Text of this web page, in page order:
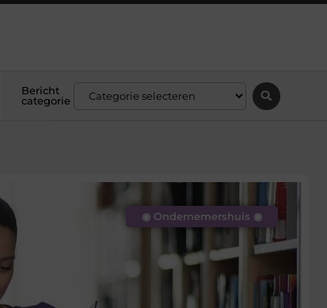
Bericht
categorie
◉ Ondernemershuis ◉